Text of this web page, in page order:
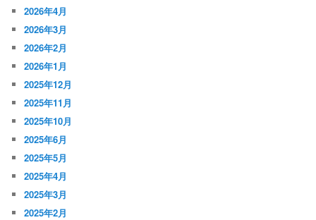
ョ
ン
2026年4月
2026年3月
2026年2月
2026年1月
2025年12月
2025年11月
2025年10月
2025年6月
2025年5月
2025年4月
2025年3月
2025年2月